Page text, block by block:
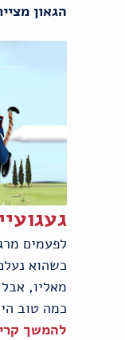
הגאון
לפעמים
כשהוא
מאליו,
כמה טוב
להמשך